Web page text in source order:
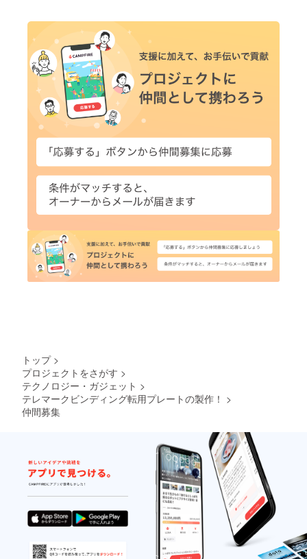
トップ >
プロジェクトをさがす >
テクノロジー・ガジェット >
テレマークビンディング転用プレートの製作！ >
仲間募集